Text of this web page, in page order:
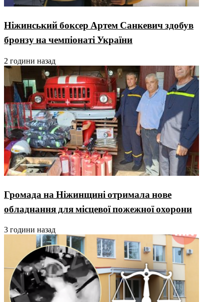
Ніжинський боксер Артем Санкевич здобув
бронзу на чемпіонаті України
2 години назад
Громада на Ніжинщині отримала нове
обладнання для місцевої пожежної охорони
3 години назад